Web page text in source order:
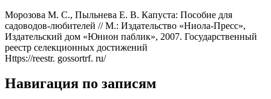
Морозова М. С., Пыльнева Е. В. Капуста: Пособие для
садоводов-любителей // М.: Издательство «Ниола-Пресс»,
Издательский дом «Юнион паблик», 2007. Государственный
реестр селекционных достижений
Https://reestr. gossortrf. ru/
Навигация по записям